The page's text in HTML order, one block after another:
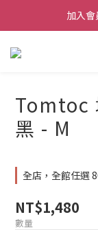
Tomtoc
黑 - M
全店，全館任選
NT$1,480
數量